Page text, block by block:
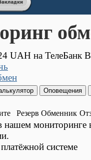
UAH на ТелеБанк
Резерв Обменник
мониторинге
системе